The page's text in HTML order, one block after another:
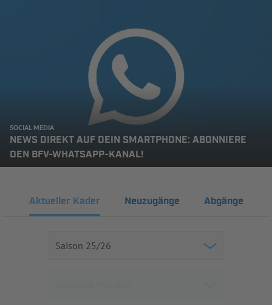
SOCIAL MEDIA
NEWS DIREKT AUF DEIN SMARTPHONE: ABONNIERE
DEN BFV-WHATSAPP-KANAL!
Aktueller Kader Neuzugänge Abgänge